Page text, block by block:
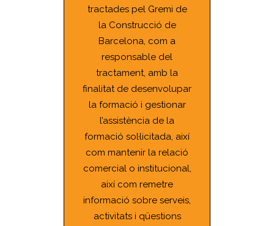
tractades pel Gremi de
la Construcció de
Barcelona, com a
responsable del
tractament, amb la
finalitat de desenvolupar
la formació i gestionar
l’assistència de la
formació sol·licitada, així
com mantenir la relació
comercial o institucional,
així com remetre
informació sobre serveis,
activitats i qüestions